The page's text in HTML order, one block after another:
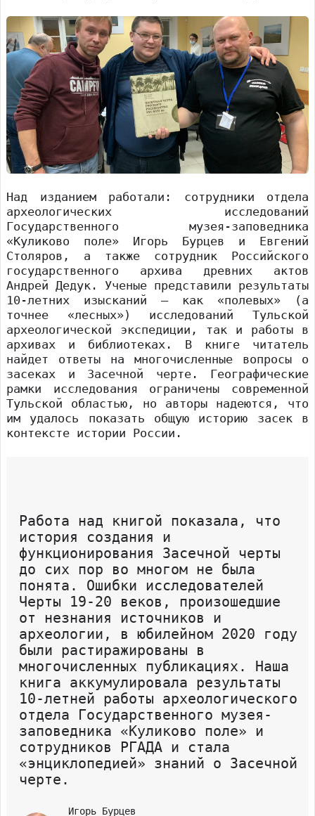
Над изданием работали: сотрудники отдела
археологических исследований
Государственного музея-заповедника
«Куликово поле» Игорь Бурцев и Евгений
Столяров, а также сотрудник Российского
государственного архива древних актов
Андрей Дедук. Ученые представили результаты
10-летних изысканий – как «полевых» (а
точнее «лесных») исследований Тульской
археологической экспедиции, так и работы в
архивах и библиотеках. В книге читатель
найдет ответы на многочисленные вопросы о
засеках и Засечной черте. Географические
рамки исследования ограничены современной
Тульской областью, но авторы надеются, что
им удалось показать общую историю засек в
контексте истории России.
Работа над книгой показала, что
история создания и
функционирования Засечной черты
до сих пор во многом не была
понята. Ошибки исследователей
Черты 19-20 веков, произошедшие
от незнания источников и
археологии, в юбилейном 2020 году
были растиражированы в
многочисленных публикациях. Наша
книга аккумулировала результаты
10-летней работы археологического
отдела Государственного музея-
заповедника «Куликово поле» и
сотрудников РГАДА и стала
«энциклопедией» знаний о Засечной
черте.
Игорь Бурцев